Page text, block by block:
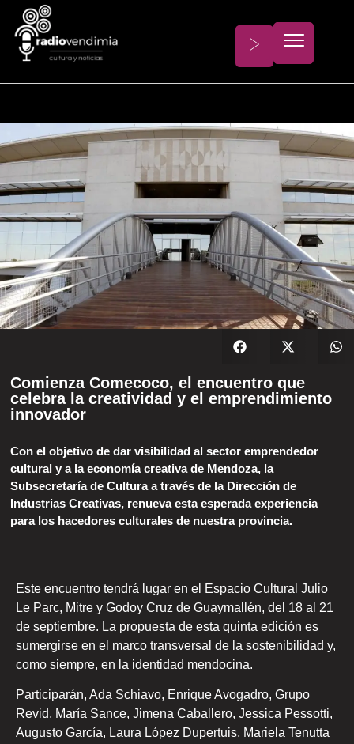
Comienza Comecoco, el encuentro que
celebra la creatividad y el emprendimiento
innovador
Con el objetivo de dar visibilidad al sector emprendedor
cultural y a la economía creativa de Mendoza, la
Subsecretaría de Cultura a través de la Dirección de
Industrias Creativas, renueva esta esperada experiencia
para los hacedores culturales de nuestra provincia.
Este encuentro tendrá lugar en el Espacio Cultural Julio
Le Parc, Mitre y Godoy Cruz de Guaymallén, del 18 al 21
de septiembre. La propuesta de esta quinta edición es
sumergirse en el marco transversal de la sostenibilidad y,
como siempre, en la identidad mendocina.
Participarán, Ada Schiavo, Enrique Avogadro, Grupo
Revid, María Sance, Jimena Caballero, Jessica Pessotti,
Augusto García, Laura López Dupertuis, Mariela Tenutta